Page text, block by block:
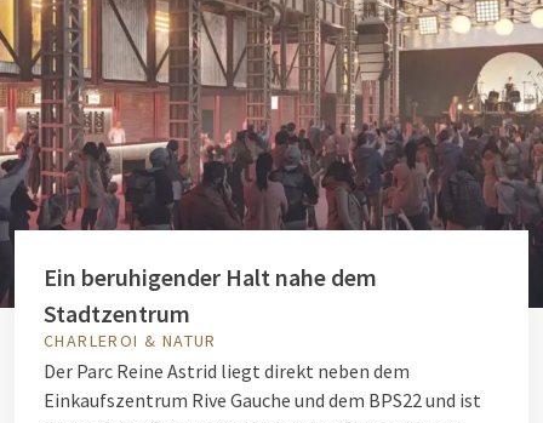
Ein beruhigender Halt nahe dem
Stadtzentrum
CHARLEROI & NATUR
Der Parc Reine Astrid liegt direkt neben dem
Einkaufszentrum Rive Gauche und dem BPS22 und ist